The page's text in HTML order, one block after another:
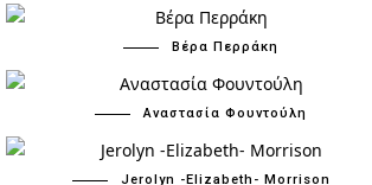
Βέρα Περράκη
Αναστασία Φουντούλη
Jerolyn -Elizabeth- Morrison